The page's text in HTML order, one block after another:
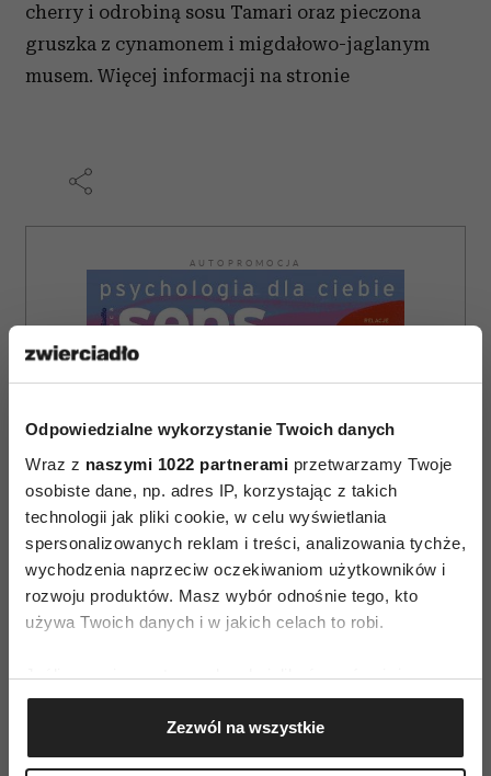
Odpowiedzialne wykorzystanie Twoich danych
Wraz z naszymi 1022 partnerami przetwarzamy Twoje
osobiste dane, np. adres IP, korzystając z takich
technologii jak pliki cookie, w celu wyświetlania
spersonalizowanych reklam i treści, analizowania tychże,
wychodzenia naprzeciw oczekiwaniom użytkowników i
rozwoju produktów. Masz wybór odnośnie tego, kto
używa Twoich danych i w jakich celach to robi.
Jeśli wyrazisz na to zgodę, chcielibyśmy również:
Gromadzić dane dotyczące Twojej lokalizacji
geograficznej z dokładnością nawet do kilku metrów
Identyfikować Twoje urządzenie, aktywnie
Zezwól na wszystkie
cherry i odrobiną sosu Tamari oraz pieczona
gruszka z cynamonem i migdałowo-jaglanym
musem. Więcej informacji na stronie
AUTOPROMOCJA
ZAMÓW
WYDANIE DRUKOWANE